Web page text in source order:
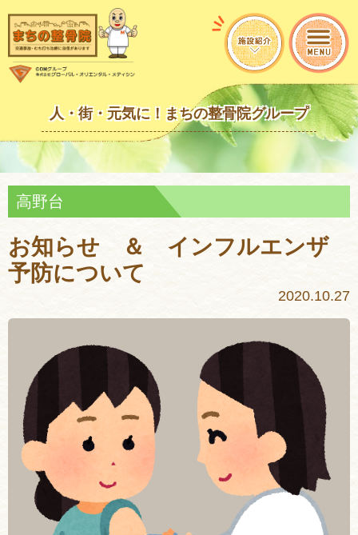
人・街・元気に！まちの整骨院グループ
高野台
お知らせ ＆ インフルエンザ
予防について
2020.10.27